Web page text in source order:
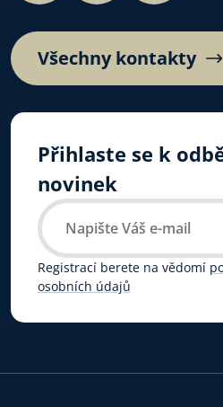
Všechny kontakty
Přihlaste se k
novinek
Registrací berete na vědomí
osobních údajů